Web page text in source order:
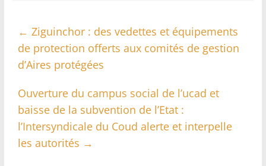
← Ziguinchor : des vedettes et équipements
de protection offerts aux comités de gestion
d’Aires protégées
Ouverture du campus social de l’ucad et
baisse de la subvention de l’Etat :
l’Intersyndicale du Coud alerte et interpelle
les autorités →